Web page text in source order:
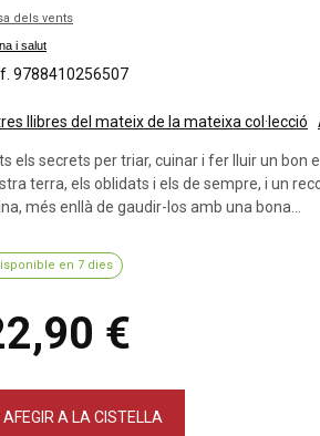
dels vents
i salut
9788410256507
llibres del mateix de la mateixa col·lecció
els secrets per triar, cuinar i fer lluir un
terra, els oblidats i els de sempre, i un
més enllà de gaudir-los amb una bona...
en 7 dies
€
AFEGIR A LA CISTELLA